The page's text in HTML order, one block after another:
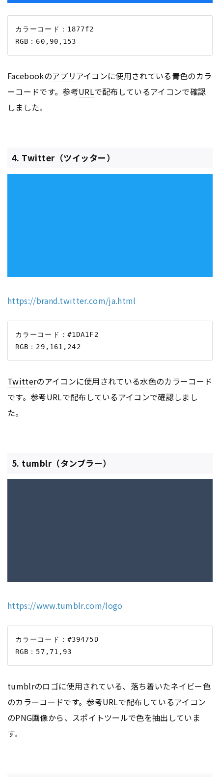
カラーコード：1877f2
Facebookのアプリアイコンに使用されている青色のカラ
ーコードです。参考URLで配布しているアイコンで確認
しました。
4. Twitter（ツイッター）
https://brand.twitter.com/ja.html
カラーコード：#1DA1F2
Twitterのアイコンに使用されている水色のカラーコード
です。参考URLで配布しているアイコンで確認しまし
た。
5. tumblr（タンブラー）
https://www.tumblr.com/logo
カラーコード：#39475D
tumblrのロゴに使用されている、落ち着いたネイビー色
のカラーコードです。参考URLで配布しているアイコン
のPNG画像から、スポイトツールで色を抽出していま
す。